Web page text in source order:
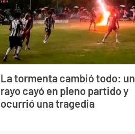
La tormenta cambió todo: un
rayo cayó en pleno partido y
ocurrió una tragedia